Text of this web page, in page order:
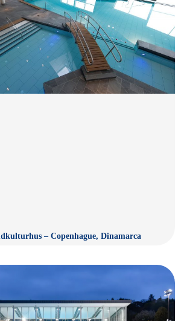
– Copenhague, Dinamarca